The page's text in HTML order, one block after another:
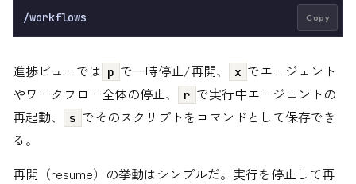
Copy
進捗ビューでは p で一時停止/再開、 x でエージェント
やワークフロー全体の停止、
r で実行中エージェントの
再起動、
s でそのスクリプトをコマンドとして保存でき
る。
再開（resume）の挙動はシンプルだ。実行を停止して再